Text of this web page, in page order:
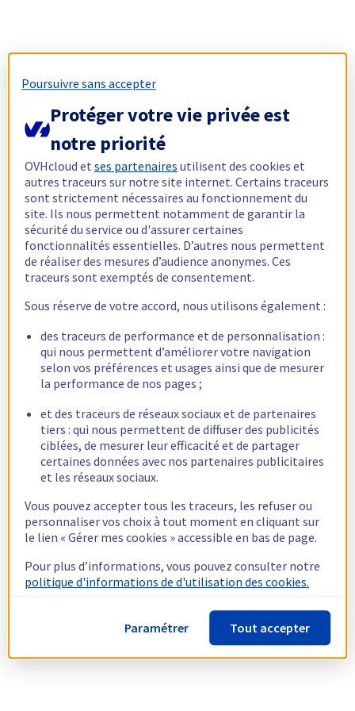
Poursuivre sans accepter
Protéger votre vie privée est
notre priorité
OVHcloud etses partenaires utilisent des cookies et
autres traceurs sur notre site internet. Certains traceurs
sont strictement nécessaires au fonctionnement du
site. Ils nous permettent notamment de garantir la
sécurité du service ou d'assurer certaines
fonctionnalités essentielles. D’autres nous permettent
de réaliser des mesures d’audience anonymes. Ces
traceurs sont exemptés de consentement.
Sous réserve de votre accord, nous utilisons également :
des traceurs de performance et de personnalisation :
qui nous permettent d’améliorer votre navigation
selon vos préférences et usages ainsi que de mesurer
la performance de nos pages ;
et des traceurs de réseaux sociaux et de partenaires
tiers : qui nous permettent de diffuser des publicités
ciblées, de mesurer leur efficacité et de partager
certaines données avec nos partenaires publicitaires
et les réseaux sociaux.
Vous pouvez accepter tous les traceurs, les refuser ou
personnaliser vos choix à tout moment en cliquant sur
le lien « Gérer mes cookies » accessible en bas de page.
Pour plus d’informations, vous pouvez consulter notre
politique d'informations de d'utilisation des cookies.
Paramétrer Tout accepter